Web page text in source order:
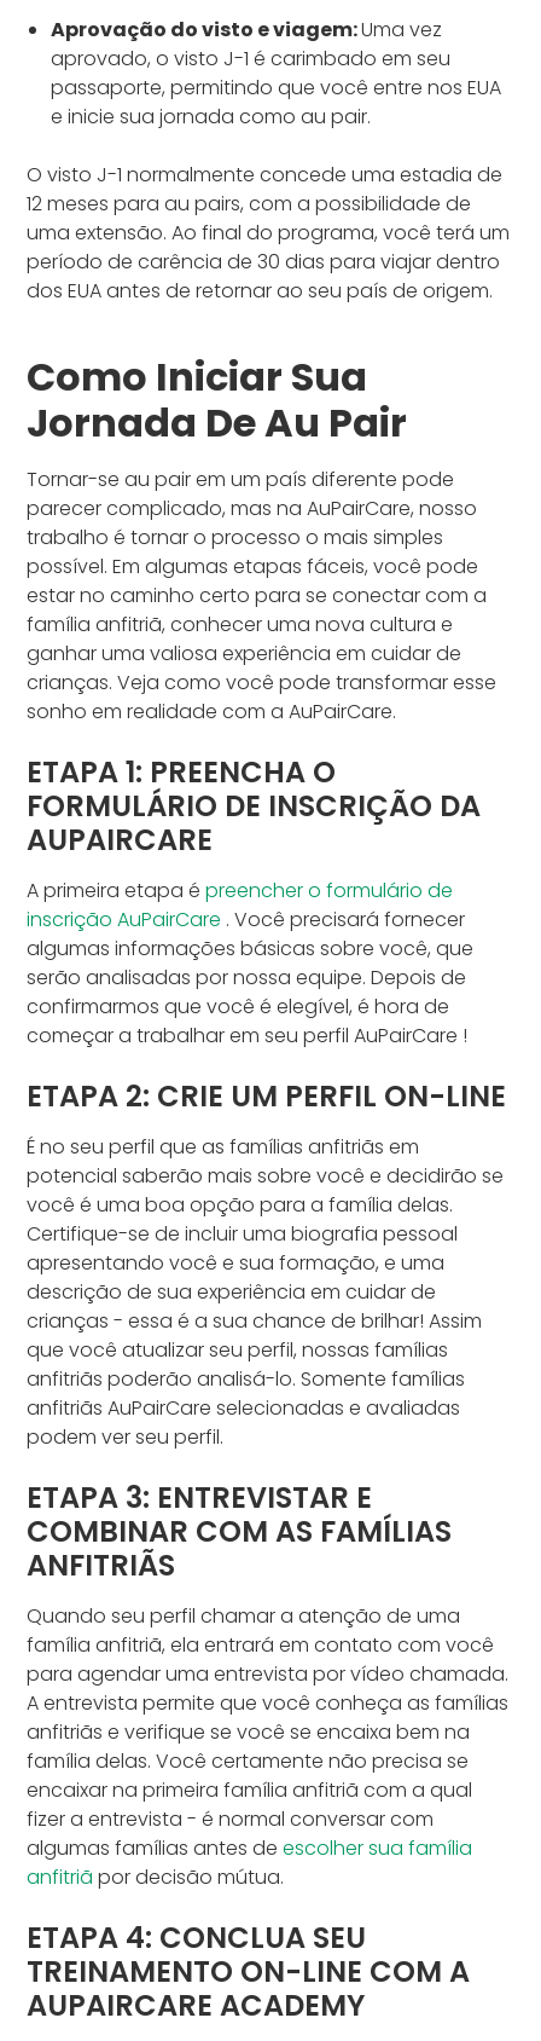
Aprovação do visto e viagem:Uma vez
aprovado, o visto J-1 é carimbado em seu
passaporte, permitindo que você entre nos EUA
e inicie sua jornada como au pair.
O visto J-1 normalmente concede uma estadia de
12 meses para au pairs, com a possibilidade de
uma extensão. Ao final do programa, você terá um
período de carência de 30 dias para viajar dentro
dos EUA antes de retornar ao seu país de origem.
Como Iniciar Sua
Jornada De Au Pair
Tornar-se au pair em um país diferente pode
parecer complicado, mas na AuPairCare, nosso
trabalho é tornar o processo o mais simples
possível. Em algumas etapas fáceis, você pode
estar no caminho certo para se conectar com a
família anfitriã, conhecer uma nova cultura e
ganhar uma valiosa experiência em cuidar de
crianças. Veja como você pode transformar esse
sonho em realidade com a AuPairCare.
ETAPA 1: PREENCHA O
FORMULÁRIO DE INSCRIÇÃO DA
AUPAIRCARE
A primeira etapa épreencher o formulário de
inscrição AuPairCare . Você precisará fornecer
algumas informações básicas sobre você, que
serão analisadas por nossa equipe. Depois de
confirmarmos que você é elegível, é hora de
começar a trabalhar em seu perfil AuPairCare !
ETAPA 2: CRIE UM PERFIL ON-LINE
É no seu perfil que as famílias anfitriãs em
potencial saberão mais sobre você e decidirão se
você é uma boa opção para a família delas.
Certifique-se de incluir uma biografia pessoal
apresentando você e sua formação, e uma
descrição de sua experiência em cuidar de
crianças - essa é a sua chance de brilhar! Assim
que você atualizar seu perfil, nossas famílias
anfitriãs poderão analisá-lo. Somente famílias
anfitriãs AuPairCare selecionadas e avaliadas
podem ver seu perfil.
ETAPA 3: ENTREVISTAR E
COMBINAR COM AS FAMÍLIAS
ANFITRIÃS
Quando seu perfil chamar a atenção de uma
família anfitriã, ela entrará em contato com você
para agendar uma entrevista por vídeo chamada.
A entrevista permite que você conheça as famílias
anfitriãs e verifique se você se encaixa bem na
família delas. Você certamente não precisa se
encaixar na primeira família anfitriã com a qual
fizer a entrevista - é normal conversar com
algumas famílias antes deescolher sua família
anfitriã por decisão mútua.
ETAPA 4: CONCLUA SEU
TREINAMENTO ON-LINE COM A
AUPAIRCARE ACADEMY